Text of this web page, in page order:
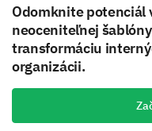
Odomknite potenciál
neoceniteľnej
transformáciu
organizácii.